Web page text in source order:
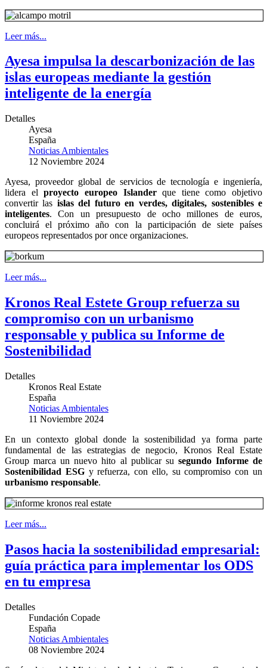
Leer más...
Ayesa impulsa la descarbonización de las
islas europeas mediante la gestión
inteligente de la energía
Detalles
Ayesa
España
Noticias Ambientales
12 Noviembre 2024
Ayesa, proveedor global de servicios de tecnología e ingeniería,
lidera elproyecto europeo Islanderque tiene como objetivo
convertir las islas del futuro en verdes, digitales, sostenibles e
inteligentes. Con un presupuesto de ocho millones de euros,
concluirá el próximo año con la participación de siete países
europeos representados por once organizaciones.
Leer más...
Kronos Real Estete Group refuerza su
compromiso con un urbanismo
responsable y publica su Informe de
Sostenibilidad
Detalles
Kronos Real Estate
España
Noticias Ambientales
11 Noviembre 2024
En un contexto global donde la sostenibilidad ya forma parte
fundamental de las estrategias de negocio, Kronos Real Estate
Group marca un nuevo hito al publicar su segundo Informe de
Sostenibilidad ESGy refuerza, con ello, su compromiso con un
urbanismo responsable.
Leer más...
Pasos hacia la sostenibilidad empresarial:
guía práctica para implementar los ODS
en tu empresa
Detalles
Fundación Copade
España
Noticias Ambientales
08 Noviembre 2024